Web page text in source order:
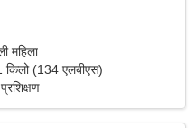
महिला
(134 एलबीएस)